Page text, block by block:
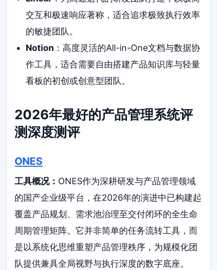
交互和极速响应著称，适合追求极致执行效率
的敏捷团队。
Notion：高度灵活的All-in-One文档与数据协
作工具，适合需要自由搭建产品知识库与轻量
看板的初创或创意型团队。
2026年最好的产品管理系统评
测深度测评
ONES
工具概况： ONES作为深耕研发与产品管理领域
的国产企业级平台，在2026年的演进中已构建起
覆盖产品规划、需求池治理至交付闭环的全生命
周期管理矩阵。它并非简单的任务流转工具，而
是以系统化思维重塑产品管理秩序，为规模化团
队提供兼具全局视野与执行深度的数字底座。